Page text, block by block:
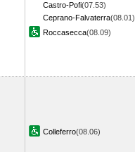
Castro-Pofi(07.53)
Ceprano-Falvaterra(08.01)
Roccasecca(08.09)
Colleferro(08.06)